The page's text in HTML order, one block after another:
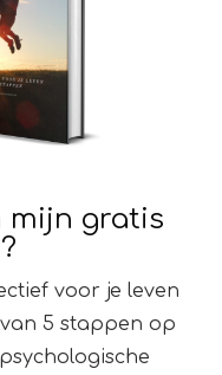
mijn gratis
voor je leven
5 stappen op